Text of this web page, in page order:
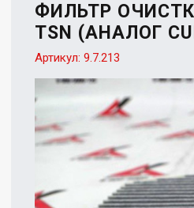
ФИЛЬТР
TSN (АНАЛОГ
Артикул: 9.7.213